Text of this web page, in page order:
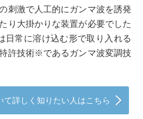
刺激で人工的にガンマ波を誘発
り大掛かりな装置が必要でした
常に溶け込む形で取り入れる
許技術※であるガンマ波変調技
て詳しく知りたい人はこちら